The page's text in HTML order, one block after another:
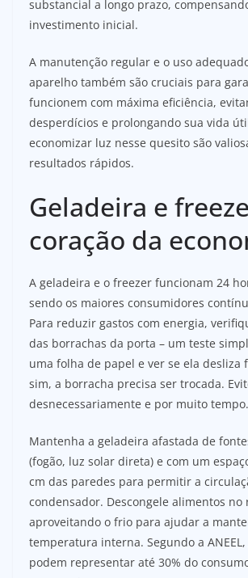
substancial a longo prazo,
investimento inicial.
A manutenção regular e o uso
aparelho também são cruciais para
funcionem com máxima eficiência,
desperdícios e prolongando sua vida
economizar luz nesse quesito são
resultados rápidos.
Geladeira e
coração da
A geladeira e o freezer funcionam 24
sendo os maiores consumidores
Para reduzir gastos com energia,
das borrachas da porta – um teste
uma folha de papel e ver se ela desliza
sim, a borracha precisa ser trocada.
desnecessariamente e por muito tempo.
Mantenha a geladeira afastada de
(fogão, luz solar direta) e com um
cm das paredes para permitir a
condensador. Descongele alimentos
aproveitando o frio para ajudar a
temperatura interna. Segundo a
podem representar até 30% do